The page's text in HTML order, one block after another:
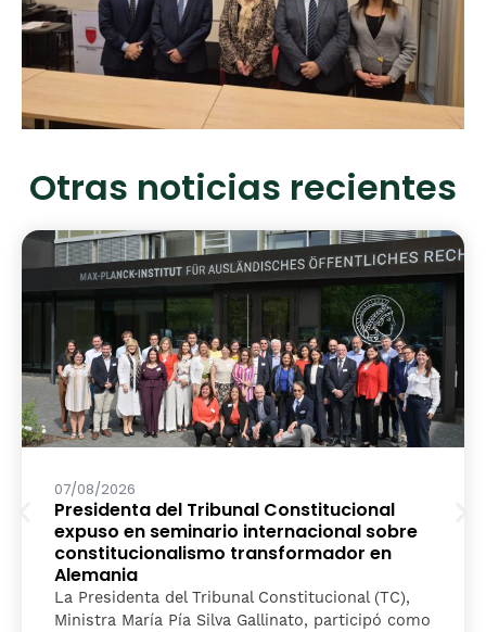
Otras noticias recientes
07/08/2026
Presidenta del Tribunal Constitucional
expuso en seminario internacional sobre
constitucionalismo transformador en
Alemania
La Presidenta del Tribunal Constitucional (TC),
Ministra María Pía Silva Gallinato, participó como